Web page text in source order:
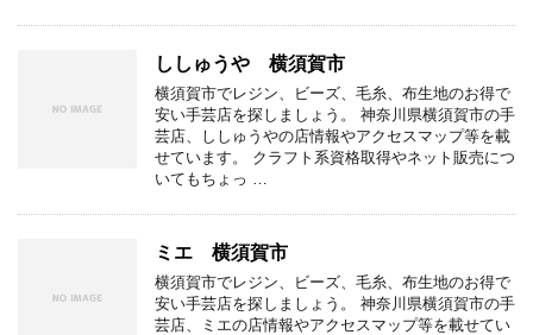
ししゅうや 横須賀市
横須賀市でレジン、ビーズ、毛糸、布生地のお得で
安い手芸店を探しましょう。 神奈川県横須賀市の手
芸店、ししゅうやの店情報やアクセスマップ等を載
せています。 クラフト系資格取得やネット販売につ
いてもちょっ …
ミエ 横須賀市
横須賀市でレジン、ビーズ、毛糸、布生地のお得で
安い手芸店を探しましょう。 神奈川県横須賀市の手
芸店、ミエの店情報やアクセスマップ等を載せてい